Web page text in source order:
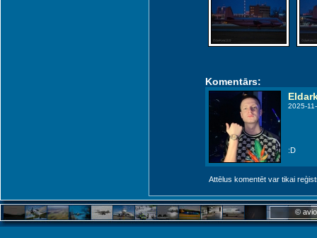
Komentārs:
2025-
:D
Attēlus komentēt var tikai
©